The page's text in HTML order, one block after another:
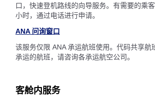
口，快速登机路线的向导服务。有需要的乘
小时，通过电话进行申请。
ANA 问询窗口
该服务仅限 ANA 承运航班使用。代码共享航
承运的航班，请咨询各承运航空公司。
客舱内服务